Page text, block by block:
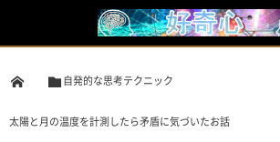
自発的な思考テクニック
太陽と月の温度を計測したら矛盾に気づいたお話